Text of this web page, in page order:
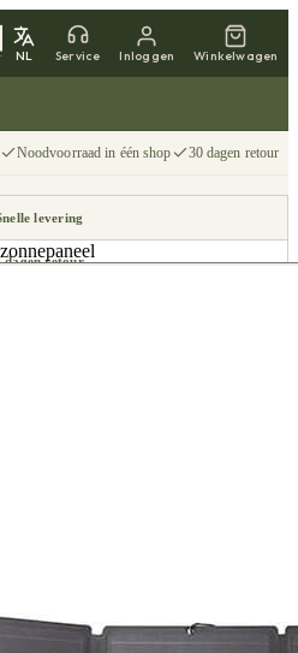
NL Service Inloggen Winkelwagen
Noodvoorraad in één shop 30 dagen retour
levering
dagen retour